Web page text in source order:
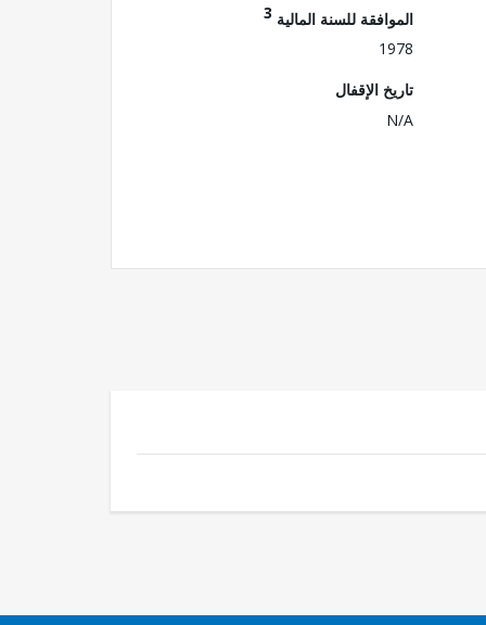
الموافقة للسنة المالية 3
1978
تاريخ الإقفال
N/A